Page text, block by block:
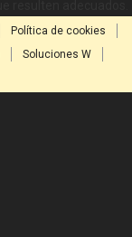
Política de cookies
Soluciones W